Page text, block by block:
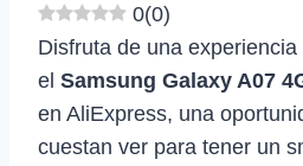
0(0)
Disfruta de una
el Samsung Galaxy A07
en AliExpress, una
cuestan ver para tener un